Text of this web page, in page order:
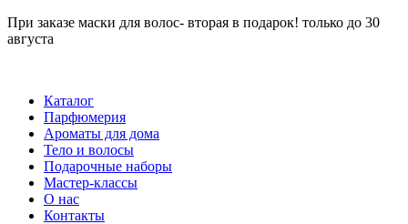
При заказе маски для волос- вторая в подарок! только до 30
августа
Каталог
Парфюмерия
Ароматы для дома
Тело и волосы
Подарочные наборы
Мастер-классы
О нас
Контакты